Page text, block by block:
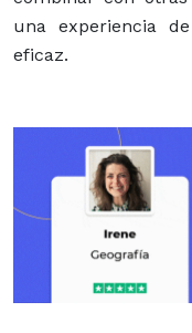
una experiencia
eficaz.